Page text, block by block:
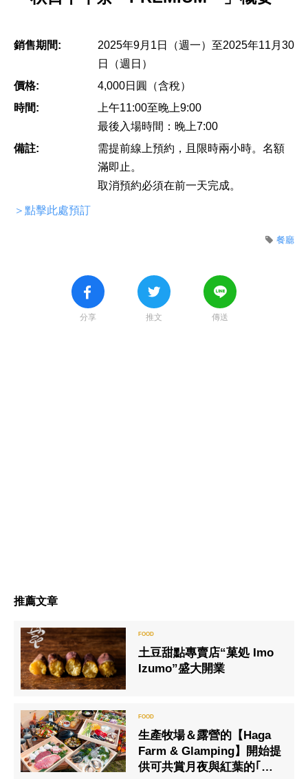
銷售期間:
2025年9月1日（週一）至2025年11月30
日（週日）
價格:
4,000日圓（含稅）
時間:
上午11:00至晚上9:00
最後入場時間：晚上7:00
備註:
需提前線上預約，且限時兩小時。名額
滿即止。
取消預約必須在前一天完成。
＞點擊此處預訂
餐廳
分享 推文 傳送
推薦文章
土豆甜點專賣店“菓処 Imo
Izumo”盛大開業
生產牧場＆露營的【Haga
Farm & Glamping】開始提
供可共賞月夜與紅葉的｢秋